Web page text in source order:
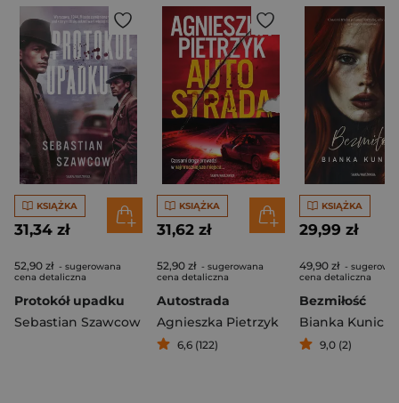
KSIĄŻKA
31,34 zł
52,90 zł - sugerowana
cena detaliczna
Protokół upadku
Sebastian Szawcow
KSIĄŻKA
31,62 zł
52,90 zł - sugerowana
cena detaliczna
Autostrada
Agnieszka Pietrzyk
6,6 (122)
KSIĄŻKA
29,99 zł
49,90 zł -
cena detaliczna
Bezmiłość
Bianka Kunicka
9,0 (2)